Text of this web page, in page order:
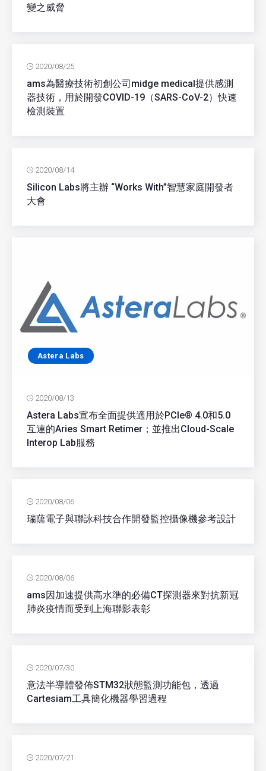
變之威脅
2020/08/25
ams為醫療技術初創公司midge medical提供感測
器技術，用於開發COVID-19（SARS-CoV-2）快速
檢測裝置
2020/08/14
Silicon Labs將主辦 “Works With”智慧家庭開發者
大會
Astera Labs
2020/08/13
Astera Labs宣布全面提供適用於PCIe® 4.0和5.0
互連的Aries Smart Retimer；並推出Cloud-Scale
Interop Lab服務
2020/08/06
瑞薩電子與聯詠科技合作開發監控攝像機參考設計
2020/08/06
ams因加速提供高水準的必備CT探測器來對抗新冠
肺炎疫情而受到上海聯影表彰
2020/07/30
意法半導體發佈STM32狀態監測功能包，透過
Cartesiam工具簡化機器學習過程
2020/07/21